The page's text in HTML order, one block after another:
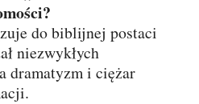
do biblijnej postaci
niezwykłych
dramatyzm i ciężar